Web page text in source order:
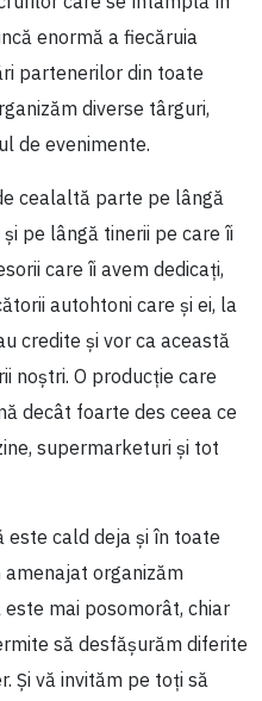
enormă a fiecăruia
partenerilor din toate
diverse târguri,
de evenimente.
cealaltă parte pe lângă
pe lângă tinerii pe care îi
care îi avem dedicați,
autohtoni care și ei, la
credite și vor ca această
noștri. O producție care
decât foarte des ceea ce
supermarketuri și tot
este cald deja și în toate
organizăm
mai posomorât, chiar
să desfășurăm diferite
Și vă invităm pe toți să